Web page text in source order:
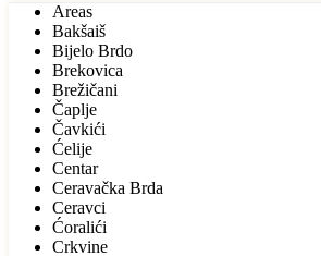
Areas
Bakšaiš
Bijelo Brdo
Brekovica
Brežičani
Čaplje
Čavkići
Ćelije
Centar
Ceravačka Brda
Ceravci
Ćoralići
Crkvine